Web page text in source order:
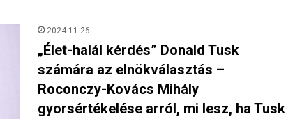
2024.11.26.
„Élet-halál kérdés” Donald Tusk
számára az elnökválasztás –
Roconczy-Kovács Mihály
gyorsértékelése arról, mi lesz, ha Tusk